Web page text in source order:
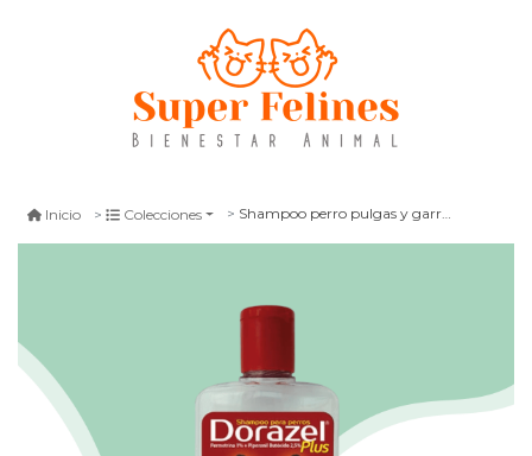
Inicio Colecciones Shampoo perro pulgas y garrapatas dorazel plus 300 ml